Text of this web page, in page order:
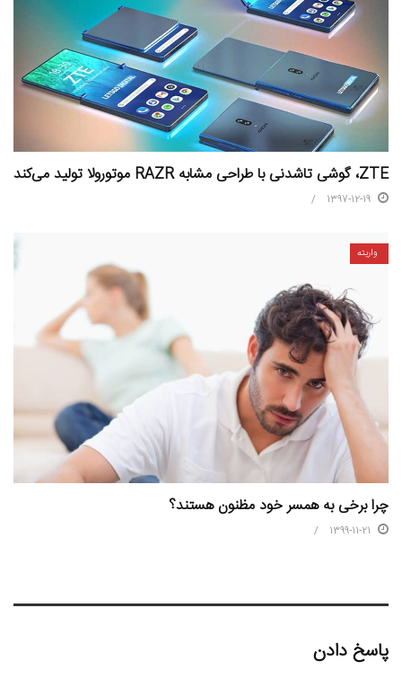
ZTE، گوشی تاشدنی با طراحی مشابه RAZR موتورولا تولید می‌‌کند
1397-12-19
واریته
چرا برخی به همسر خود مظنون هستند؟
1399-11-21
پاسخ دادن